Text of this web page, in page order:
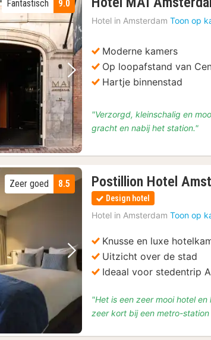
Volgende foto
9.0
Fantastisch
Hotel in Amsterdam Toon op
Moderne kamers
Op loopafstand van
Hartje binnenstad
"Verzorgd, kleinschalig en
gracht en nabij het station."
Volgende foto
8.5
Zeer goed Postillion Hotel
Design hotel
Hotel in Amsterdam Toon op
Knusse en luxe
Uitzicht over de stad
Ideaal voor stedentrip
"Het is een zeer mooi hotel
zeer kort bij een metro-